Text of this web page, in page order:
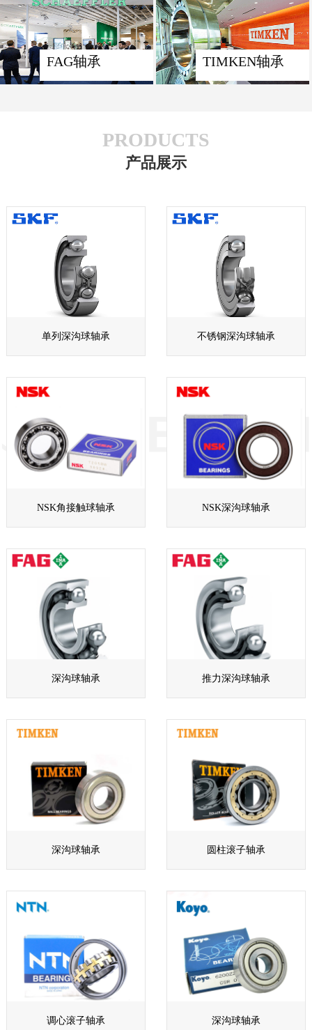
FAG轴承 TIMKEN轴承
PRODUCTS
产品展示
单列深沟球轴承 不锈钢深沟球轴承
NSK角接触球轴承 NSK深沟球轴承
深沟球轴承 推力深沟球轴承
深沟球轴承 圆柱滚子轴承
调心滚子轴承 深沟球轴承